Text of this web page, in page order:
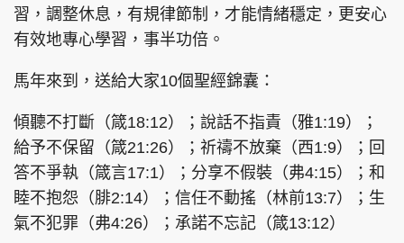
習，調整休息，有規律節制，才能情緒穩定，更安心
有效地專心學習，事半功倍。
馬年來到，送給大家10個聖經錦囊：
傾聽不打斷（箴18:12）；說話不指責（雅1:19）；
給予不保留（箴21:26）；祈禱不放棄（西1:9）；回
答不爭執（箴言17:1）；分享不假裝（弗4:15）；和
睦不抱怨（腓2:14）；信任不動搖（林前13:7）；生
氣不犯罪（弗4:26）；承諾不忘記（箴13:12）